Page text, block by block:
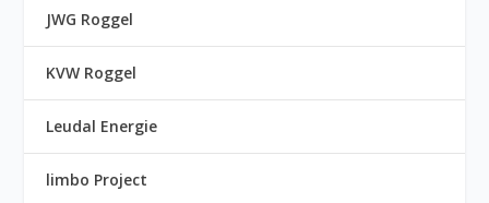
JWG Roggel
KVW Roggel
Leudal Energie
limbo Project